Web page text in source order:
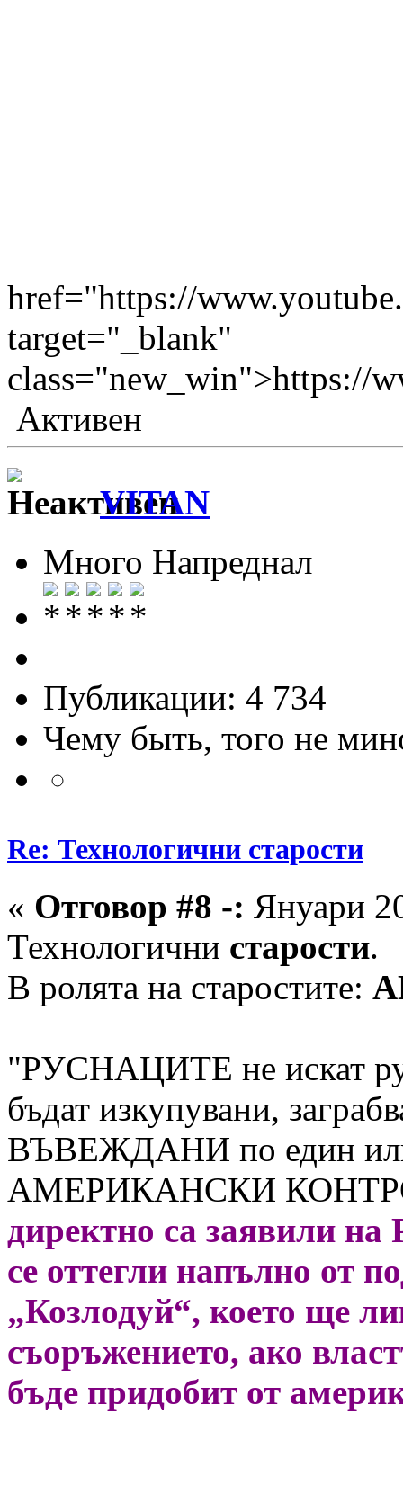
href="https://
target="_blank"
class="new_win">https://
Активен
VITAN
Много Напреднал
Публикации: 4 734
Чему быть, того не
Re: Технологични старости
« Отговор #8 -: Януари
Технологични старости.
В ролята на старостите:
"РУСНАЦИТЕ не искат
бъдат изкупувани,
ВЪВЕЖДАНИ по един
АМЕРИКАНСКИ
директно са заявили
се оттегли напълно от
„Козлодуй“, което ще
съоръжението, ако
бъде придобит от